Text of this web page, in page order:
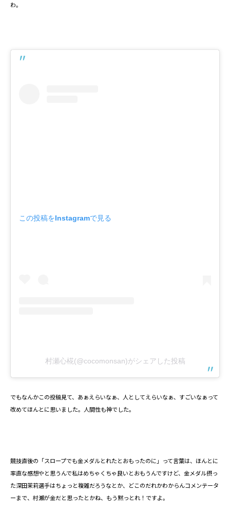
わ。
この投稿をInstagramで見る
村瀬心椛(@cocomonsan)がシェアした投稿
でもなんかこの投稿見て、あぁえらいなぁ、人としてえらいなぁ、すごいなぁって
改めてほんとに思いました。人間性も神でした。
競技直後の「スロープでも金メダルとれたとおもったのに」って言葉は、ほんとに
率直な感想やと思うんで私はめちゃくちゃ良いとおもうんですけど、金メダル摂っ
た深田茉莉選手はちょっと複雑だろうなとか、どこのだれかわからんコメンテータ
ーまで、村瀬が金だと思ったとかね、もう黙っとれ！ですよ。